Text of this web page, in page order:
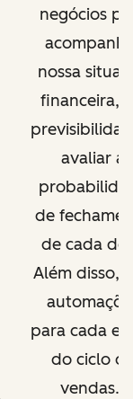
negócios
nossa
financeira,
avaliar a
de
de cada
Além disso,
para cada
do ciclo
vendas.